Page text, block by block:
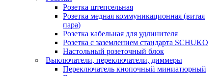
Розетка штепсельная
Розетка медная коммуникационная (витая
пара)
Розетка кабельная для удлинителя
Розетка с заземлением стандарта SCHUKO
Настольный розеточный блок
Выключатели, переключатели, диммеры
Переключатель кнопочный миниатюрный